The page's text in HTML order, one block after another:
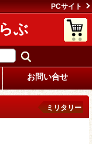
PCサイト
ぶ
お問い合せ
ミリタリー